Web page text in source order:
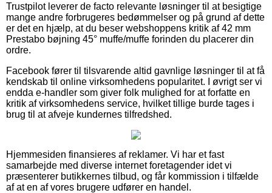
Trustpilot leverer de facto relevante løsninger til at besigtige
mange andre forbrugeres bedømmelser og på grund af dette
er det en hjælp, at du beser webshoppens kritik af 42 mm
Prestabo bøjning 45° muffe/muffe forinden du placerer din
ordre.
Facebook fører til tilsvarende altid gavnlige løsninger til at få
kendskab til online virksomhedens popularitet. I øvrigt ser vi
endda e-handler som giver folk mulighed for at forfatte en
kritik af virksomhedens service, hvilket tillige burde tages i
brug til at afveje kundernes tilfredshed.
Hjemmesiden finansieres af reklamer. Vi har et fast
samarbejde med diverse internet foretagender idet vi
præsenterer butikkernes tilbud, og får kommission i tilfælde
af at en af vores brugere udfører en handel.